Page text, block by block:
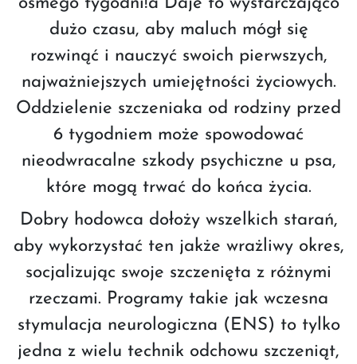
dużo czasu, aby maluch mógł się
rozwinąć i nauczyć swoich pierwszych,
najważniejszych umiejętności życiowych.
Oddzielenie szczeniaka od rodziny przed
6 tygodniem może spowodować
nieodwracalne szkody psychiczne u psa,
które mogą trwać do końca życia.
Dobry hodowca dołoży wszelkich starań,
aby wykorzystać ten jakże wrażliwy okres,
socjalizując swoje szczenięta z różnymi
rzeczami. Programy takie jak wczesna
stymulacja neurologiczna (ENS) to tylko
jedna z wielu technik odchowu szczeniąt,